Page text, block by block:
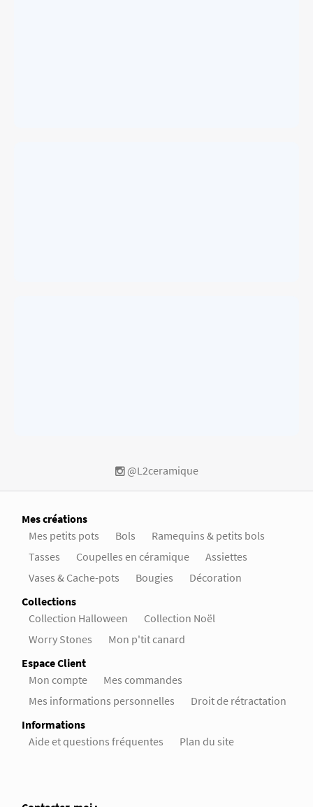
@L2ceramique
Mes créations
Mes petits pots
Bols
Ramequins & petits bols
Tasses
Coupelles en céramique
Assiettes
Vases & Cache-pots
Bougies
Décoration
Collections
Collection Halloween
Collection Noël
Worry Stones
Mon p'tit canard
Espace Client
Mon compte
Mes commandes
Mes informations personnelles
Droit de rétractation
Informations
Aide et questions fréquentes
Plan du site